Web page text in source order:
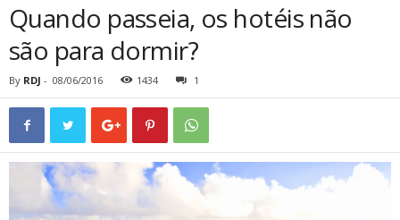
Quando passeia, os hotéis não
são para dormir?
By RDJ - 08/06/2016 1434 1